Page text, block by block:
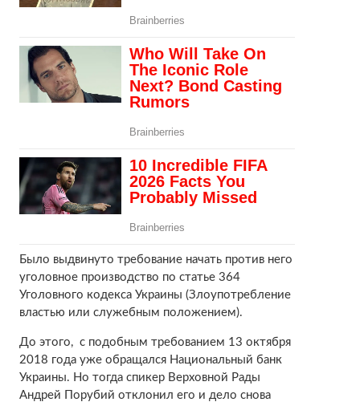
Было выдвинуто требование начать против него
уголовное производство по статье 364
Уголовного кодекса Украины (Злоупотребление
властью или служебным положением).
До этого, с подобным требованием 13 октября
2018 года уже обращался Национальный банк
Украины. Но тогда спикер Верховной Рады
Андрей Порубий отклонил его и дело снова